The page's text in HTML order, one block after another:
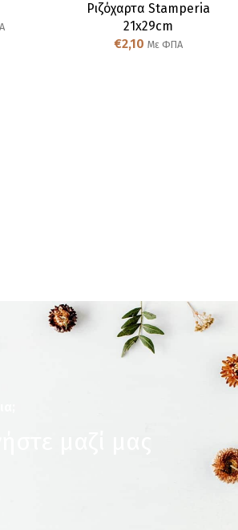
Ριζόχαρτα Stamperia
21x29cm
€2,10 Με ΦΠΑ
μαζί μας